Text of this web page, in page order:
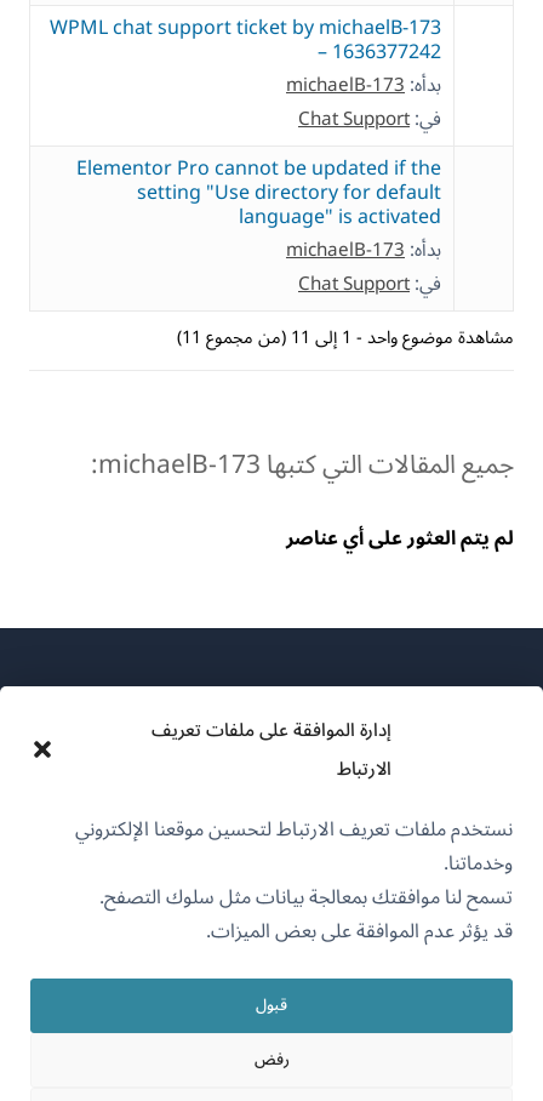
إدارة الموافقة على ملفات تعريف
الارتباط
نستخدم ملفات تعريف الارتباط لتحسين موقعنا الإلكتروني
وخدماتنا.
تسمح لنا موافقتك بمعالجة بيانات مثل سلوك التصفح.
قد يؤثر عدم الموافقة على بعض الميزات.
قبول
رفض
WPML chat support ticket by michaelB-173
– 1636377242
بدأه:michaelB-173
في:Chat Support
Elementor Pro cannot be updated if the
setting "Use directory for default
language" is activated
بدأه:michaelB-173
في:Chat Support
مشاهدة موضوع واحد - 1 إلى 11 (من مجموع 11)
جميع المقالات التي كتبها michaelB-173:
لم يتم العثور على أي عناصر
العربية
سياسة GDPR والخصوصية
انضم إلى فريقنا (يفتح
جديدة)
(يفتح
نافذة
جديدة)
(يفتح
نافذة
جديدة)
(يفتح
جديدة)